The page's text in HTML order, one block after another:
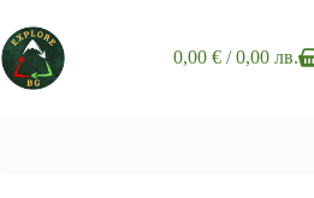
to
content
Shopping
0,00€ / 0,00 лв.